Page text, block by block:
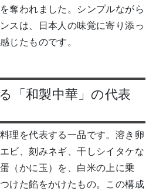
奪われました。シンプルながら
スは、日本人の味覚に寄り添っ
じたものです。
「和製中華」の代表
理を代表する一品です。溶き卵
ビ、刻みネギ、干しシイタケな
（かに玉）を、白米の上に乗
けた餡をかけたもの。この構成